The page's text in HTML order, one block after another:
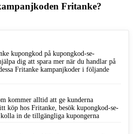
Fritanke?
kupongkod på kupongkod-se-
dig att spara mer när du handlar på
Fritanke kampanjkoder i följande
kommer alltid att ge kunderna
köp hos Fritanke, besök kupongkod-se-
in de tillgängliga kupongerna